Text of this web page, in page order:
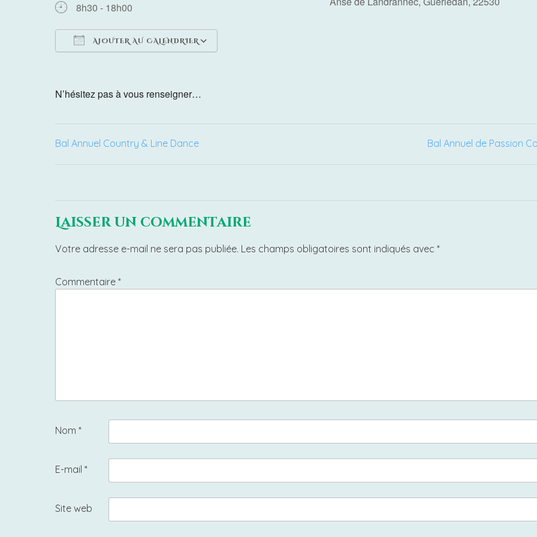
8h30 - 18h00
AJOUTER AU CALENDRIER
N’hésitez pas à vous renseigner…
Navigation
l’article
Bal Annuel Country & Line Dance Bal Annuel de Passion
Laisser un commentaire
Votre adresse e-mail ne sera pas publiée. Les champs obligatoires sont indiqués avec *
Commentaire *
Nom *
E-mail *
Site web